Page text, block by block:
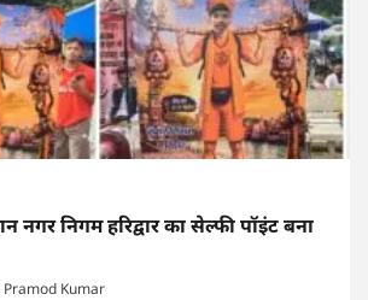
नगर निगम हरिद्वार का सेल्फी पॉइंट बना
Pramod Kumar